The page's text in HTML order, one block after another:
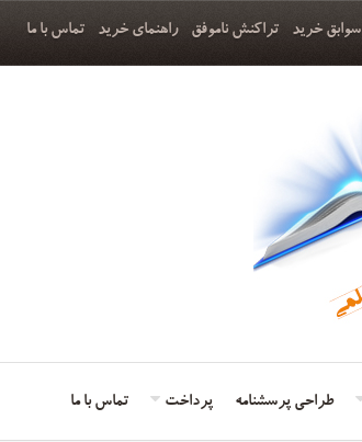
سوابق خرید تراکنش ناموفق راهنمای خرید تماس با ما
طراحی پرسشنامه پرداخت تماس با ما